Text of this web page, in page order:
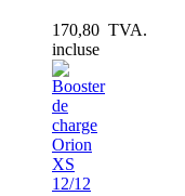
170,80 TVA.
incluse